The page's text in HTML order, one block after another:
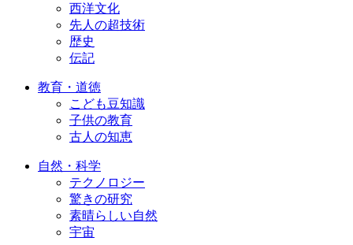
西洋文化
先人の超技術
歴史
伝記
教育・道徳
こども豆知識
子供の教育
古人の知恵
自然・科学
テクノロジー
驚きの研究
素晴らしい自然
宇宙